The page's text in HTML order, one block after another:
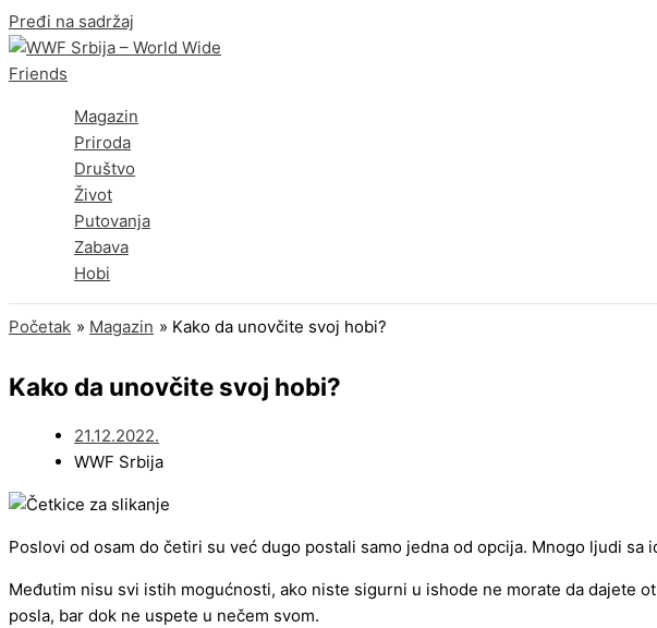
Pređi na sadržaj
Magazin
Priroda
Društvo
Život
Putovanja
Zabava
Hobi
Početak Magazin Kako da unovčite svoj hobi?
Kako da unovčite svoj hobi?
21.12.2022.
WWF Srbija
Poslovi od osam do četiri su već dugo postali samo jedna od opcija. Mnogo ljudi
Međutim nisu svi istih mogućnosti, ako niste sigurni u ishode ne morate da dajete
posla, bar dok ne uspete u nečem svom.